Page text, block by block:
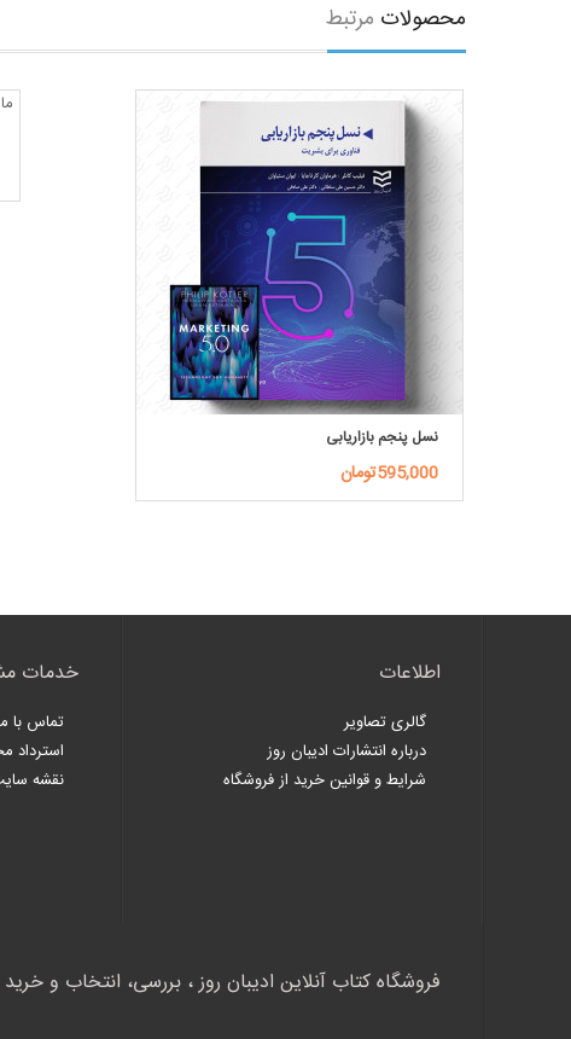
محصولات مرتبط
نسل پنجم بازاریابی
595,000تومان
اطلاعات
گالری تصاویر
درباره انتشارات ادیبان روز
شرایط و قوانین خرید از فروشگاه
خدمات
تماس با
استرداد
نقشه
فروشگاه کتاب آنلاین ادیبان روز ، بررسی، انتخاب و